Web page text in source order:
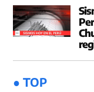
● TOP